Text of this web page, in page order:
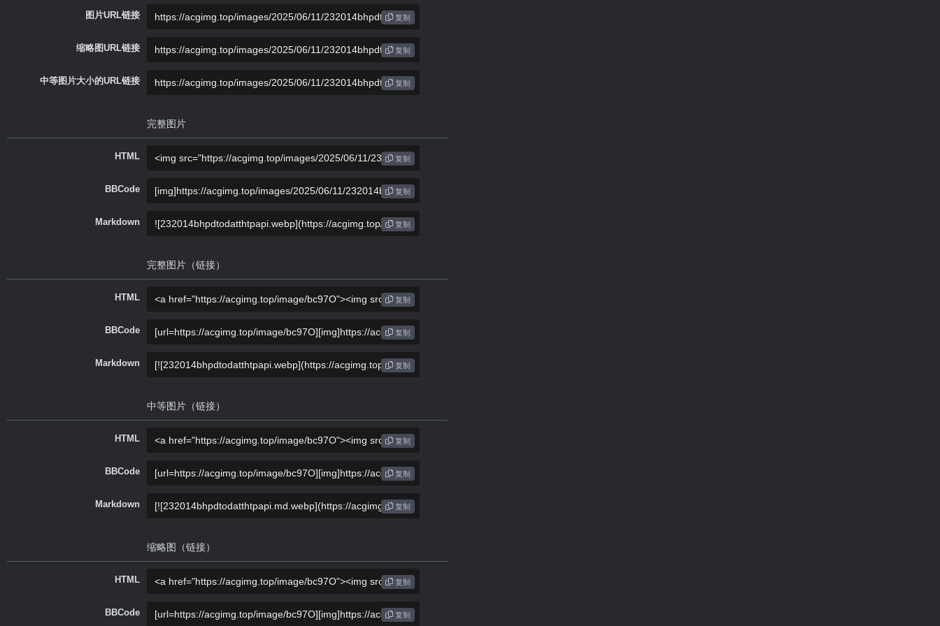
图片URL链接 复制
缩略图URL链接 复制
中等图片大小的URL链接 复制
完整图片
HTML 复制
BBCode 复制
Markdown 复制
完整图片（链接）
HTML 复制
BBCode 复制
Markdown 复制
中等图片（链接）
HTML 复制
BBCode 复制
Markdown 复制
缩略图（链接）
HTML 复制
BBCode 复制